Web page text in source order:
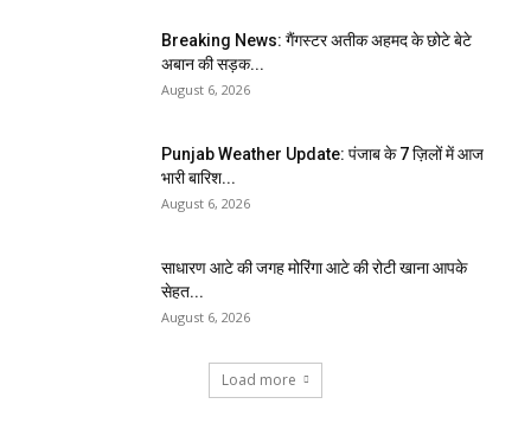
Breaking News: गैंगस्टर अतीक अहमद के छोटे बेटे
अबान की सड़क...
August 6, 2026
Punjab Weather Update: पंजाब के 7 ज़िलों में आज
भारी बारिश...
August 6, 2026
साधारण आटे की जगह मोरिंगा आटे की रोटी खाना आपके
सेहत...
August 6, 2026
Load more